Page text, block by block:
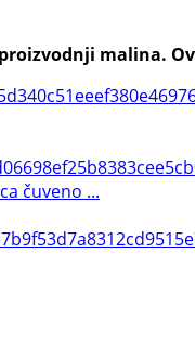
malina.
čuveno ...